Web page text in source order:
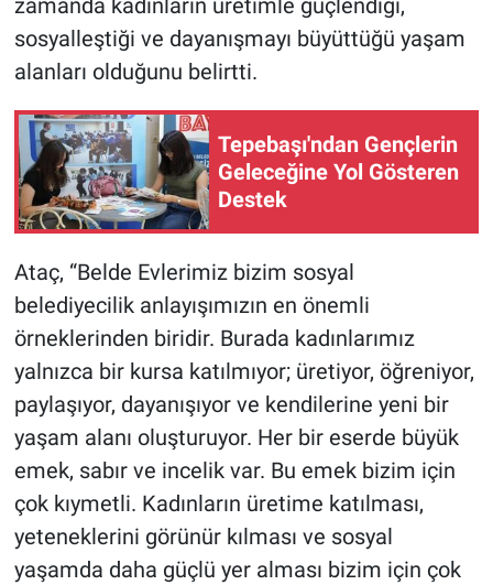
zamanda kadınların üretimle güçlendiği,
sosyalleştiği ve dayanışmayı büyüttüğü yaşam
alanları olduğunu belirtti.
Tepebaşı'ndan Gençlerin
Geleceğine Yol Gösteren
Destek
Ataç, “Belde Evlerimiz bizim sosyal
belediyecilik anlayışımızın en önemli
örneklerinden biridir. Burada kadınlarımız
yalnızca bir kursa katılmıyor; üretiyor, öğreniyor,
paylaşıyor, dayanışıyor ve kendilerine yeni bir
yaşam alanı oluşturuyor. Her bir eserde büyük
emek, sabır ve incelik var. Bu emek bizim için
çok kıymetli. Kadınların üretime katılması,
yeteneklerini görünür kılması ve sosyal
yaşamda daha güçlü yer alması bizim için çok